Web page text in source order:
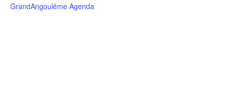
GrandAngoulême Agenda